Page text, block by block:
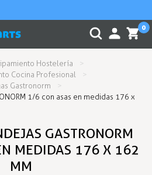
0
Hostelería
Cocina Profesional
Gastronorm
1/6 con asas en medidas 176 x
GASTRONORM
MEDIDAS 176 X 162
MM